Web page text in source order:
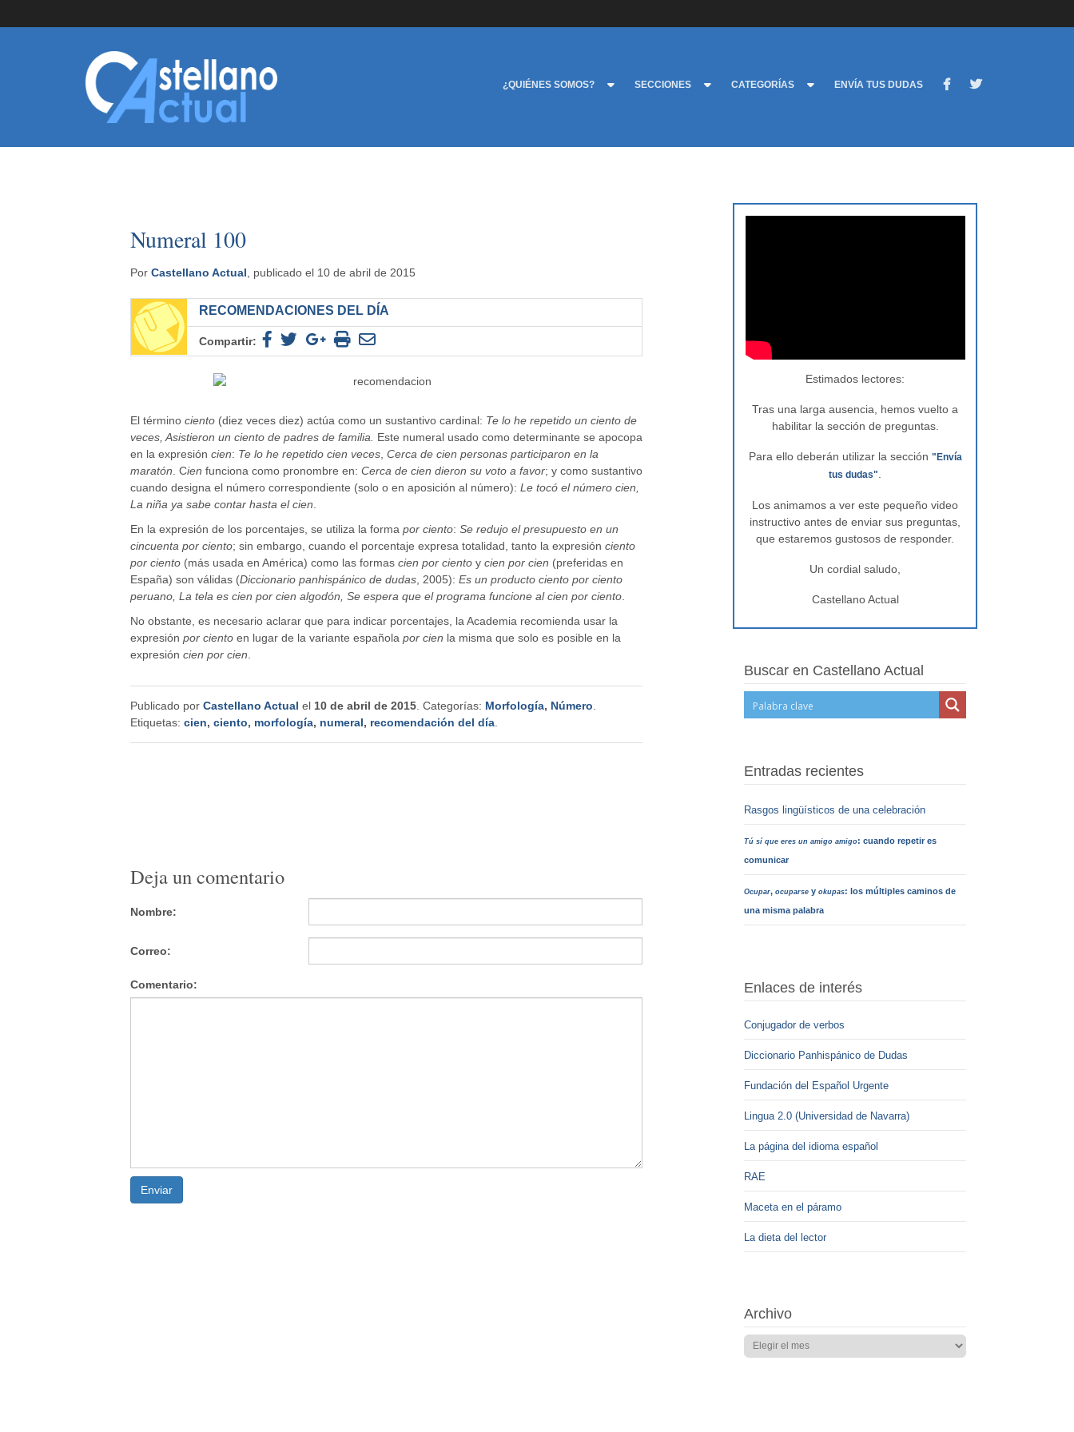
¿QUIÉNES SOMOS? SECCIONES CATEGORÍAS ENVÍA TUS DUDAS
Numeral 100
Por Castellano Actual , publicado el 10 de abril de 2015
RECOMENDACIONES DEL DÍA
Compartir:
El término ciento(diez veces diez) actúa como un sustantivo cardinal: Te lo he repetido un ciento de
veces, Asistieron un ciento de padres de familia. Este numeral usado como determinante se apocopa
en la expresión cien: Te lo he repetido cien veces, Cerca de cien personas participaron en la
maratón . Cien funciona como pronombre en: Cerca de cien dieron su voto a favor; y como sustantivo
cuando designa el número correspondiente (solo o en aposición al número): Le tocó el número cien,
La niña ya sabe contar hasta el cien
En la expresión de los porcentajes, se utiliza la forma por ciento: Se redujo el presupuesto en un
cincuenta por ciento; sin embargo, cuando el porcentaje expresa totalidad, tanto la expresión ciento
por ciento(más usada en América) como las formas cien por cientoy cien por cien (preferidas en
España) son válidas (Diccionario panhispánico de dudas, 2005): Es un producto ciento por ciento
peruano, La tela es cien por cien algodón, Se espera que el programa funcione al cien por ciento.
No obstante, es necesario aclarar que para indicar porcentajes, la Academia recomienda usar la
expresión por cientoen lugar de la variante española por cien la misma que solo es posible en la
expresión cien por cien
Publicado por Castellano Actual el 10 de abril de 2015. Categorías: Morfología, Número
Etiquetas: cien, ciento, morfología, numeral, recomendación del día.
Deja un comentario
Nombre:
Correo:
Comentario:
Enviar
Estimados lectores:
Tras una larga ausencia, hemos vuelto a
habilitar la sección de preguntas.
Para ello deberán utilizar la sección "Envía
tus dudas"
Los animamos a ver este pequeño video
instructivo antes de enviar sus preguntas,
que estaremos gustosos de responder.
Un cordial saludo,
Castellano Actual
Buscar en Castellano Actual
Entradas recientes
Rasgos lingüísticos de una celebración
Tú sí que eres un amigo amigo: cuando repetir es
comunicar
Ocupar, ocuparsey okupas: los múltiples caminos de
una misma palabra
Enlaces de interés
Conjugador de verbos
Diccionario Panhispánico de Dudas
Fundación del Español Urgente
Lingua 2.0 (Universidad de Navarra)
La página del idioma español
RAE
Maceta en el páramo
La dieta del lector
Archivo